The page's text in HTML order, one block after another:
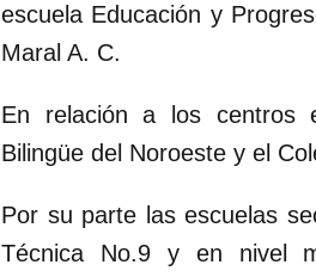
escuela Educación y
Maral A. C.
En relación a los centros
Bilingüe del Noroeste y el
Por su parte las escuelas
Técnica No.9 y en nivel